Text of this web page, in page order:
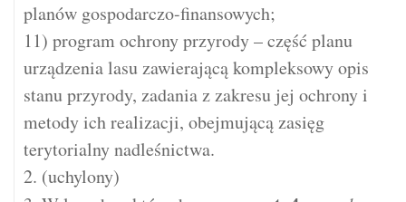
planów gospodarczo-finansowych;
11) program ochrony przyrody – część planu
urządzenia lasu zawierającą kompleksowy opis
stanu przyrody, zadania z zakresu jej ochrony i
metody ich realizacji, obejmującą zasięg
terytorialny nadleśnictwa.
2. (uchylony)